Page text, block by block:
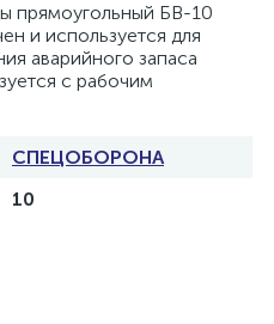
прямоугольный БВ-10
и используется для
аварийного запаса
с рабочим
СПЕЦОБОРОНА
10